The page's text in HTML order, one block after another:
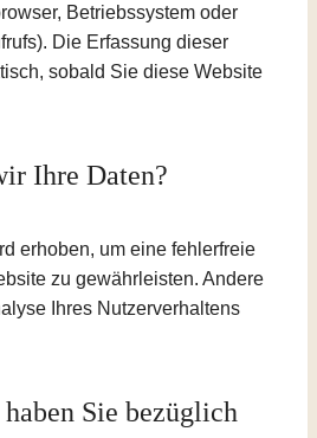
Betriebssystem oder
Die Erfassung dieser
sobald Sie diese Website
Ihre Daten?
erhoben, um eine fehlerfreie
zu gewährleisten. Andere
Ihres Nutzerverhaltens
Sie bezüglich